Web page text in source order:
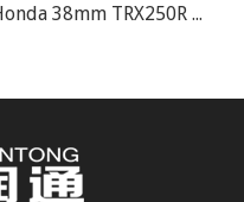
Honda 38mm TRX250R CR250R ATC250R ATV Carburador